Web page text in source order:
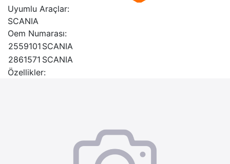
Uyumlu Araçlar:
SCANIA
Oem Numarası:
2559101 SCANIA
2861571 SCANIA
Özellikler: